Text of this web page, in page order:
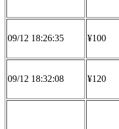
09/12 18:26:35 ¥100
09/12 18:32:08 ¥120